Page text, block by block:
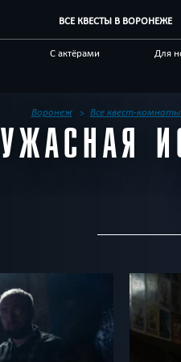
ВСЕ КВЕСТЫ В ВОРОНЕЖЕ
С актёрами Для
Индивидуальные
По фильму
Воронеж Все квест-
УЖАСНАЯ